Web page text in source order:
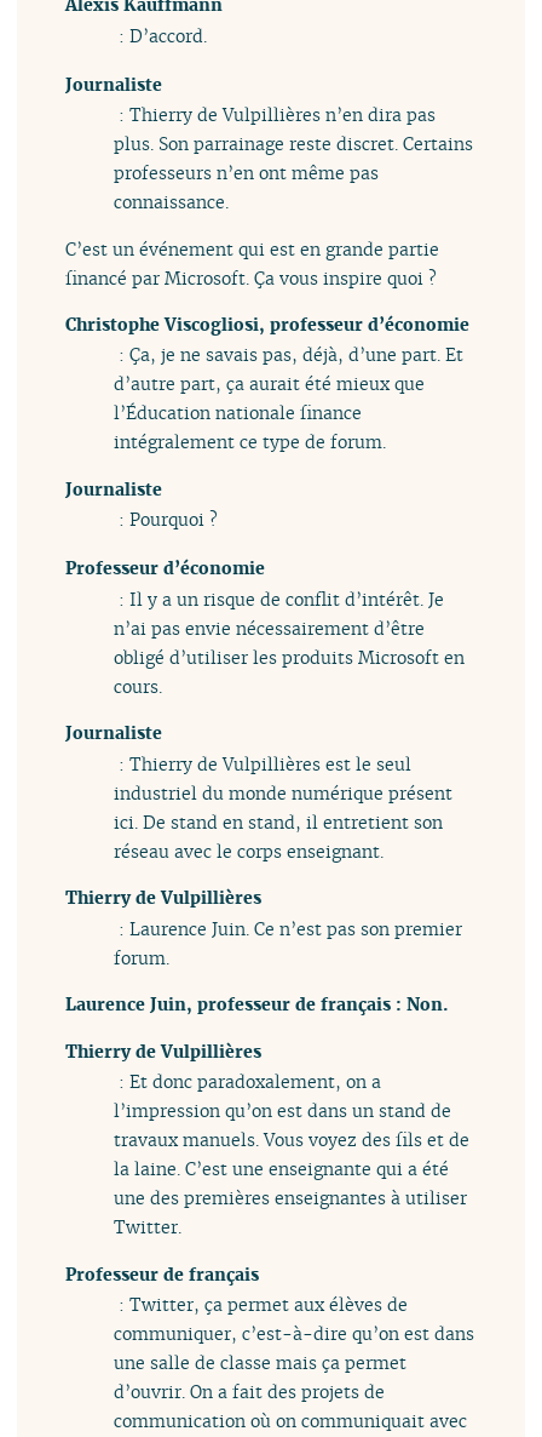
: D’accord.
Journaliste
: Thierry de Vulpillières n’en dira pas
plus. Son parrainage reste discret. Certains
professeurs n’en ont même pas
connaissance.
C’est un événement qui est en grande partie
financé par Microsoft. Ça vous inspire quoi ?
Christophe Viscogliosi, professeur d’économie
: Ça, je ne savais pas, déjà, d’une part. Et
d’autre part, ça aurait été mieux que
l’Éducation nationale finance
intégralement ce type de forum.
Journaliste
: Pourquoi ?
Professeur d’économie
: Il y a un risque de conflit d’intérêt. Je
n’ai pas envie nécessairement d’être
obligé d’utiliser les produits Microsoft en
cours.
Journaliste
: Thierry de Vulpillières est le seul
industriel du monde numérique présent
ici. De stand en stand, il entretient son
réseau avec le corps enseignant.
Thierry de Vulpillières
: Laurence Juin. Ce n’est pas son premier
forum.
Laurence Juin, professeur de français : Non.
Thierry de Vulpillières
: Et donc paradoxalement, on a
l’impression qu’on est dans un stand de
travaux manuels. Vous voyez des fils et de
la laine. C’est une enseignante qui a été
une des premières enseignantes à utiliser
Twitter.
Professeur de français
: Twitter, ça permet aux élèves de
communiquer, c’est-à-dire qu’on est dans
une salle de classe mais ça permet
d’ouvrir. On a fait des projets de
communication où on communiquait avec